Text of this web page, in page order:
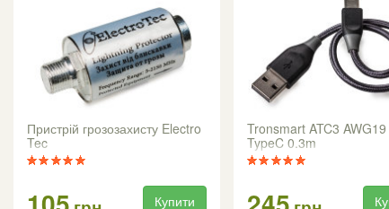
Пристрій грозозахисту Electro
Tec
Купити
Tronsmart ATC3
TypeC 0.3m